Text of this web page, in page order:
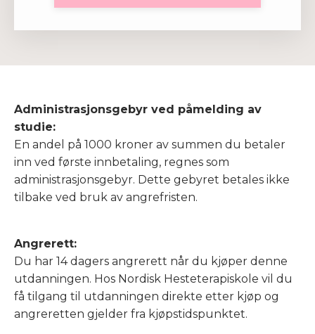
Administrasjonsgebyr ved påmelding av
studie:
En andel på 1000 kroner av summen du betaler
inn ved første innbetaling, regnes som
administrasjonsgebyr. Dette gebyret betales ikke
tilbake ved bruk av angrefristen.
Angrerett:
Du har 14 dagers angrerett når du kjøper denne
utdanningen. Hos Nordisk Hesteterapiskole vil du
få tilgang til utdanningen direkte etter kjøp og
angreretten gjelder fra kjøpstidspunktet.